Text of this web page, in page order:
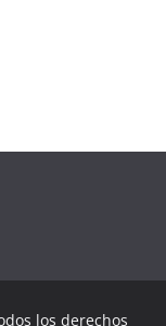
los derechos